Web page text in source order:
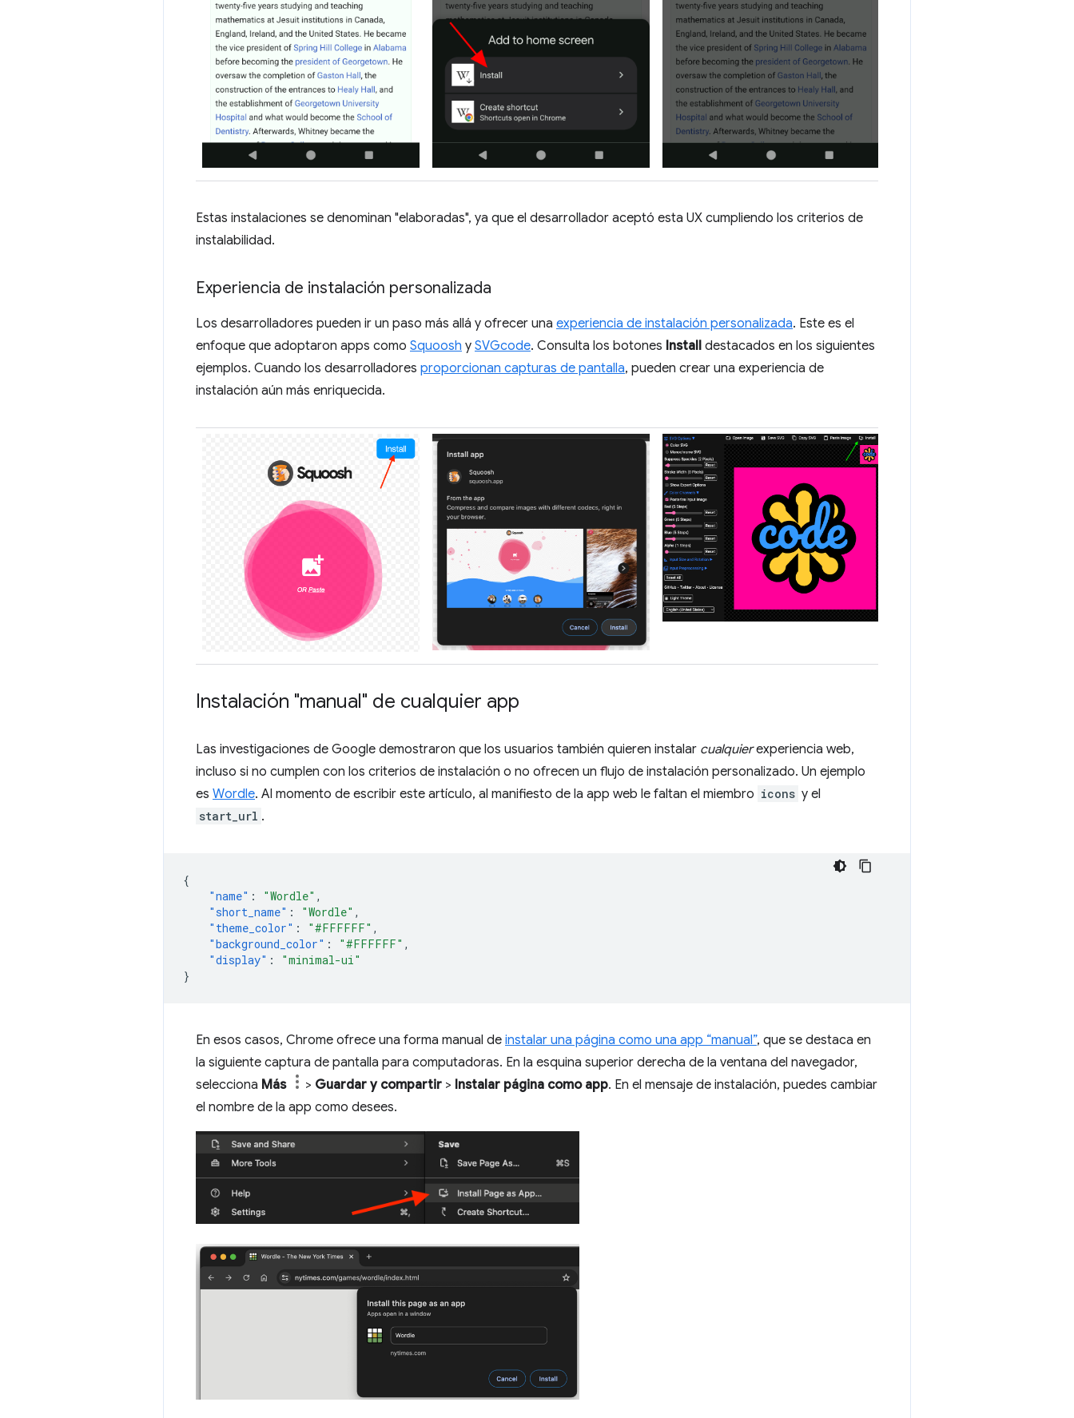
Estas instalaciones se denominan "elaboradas", ya que el desarrollador aceptó esta UX cumpliendo los criterios de
instalabilidad.
Experiencia de instalación personalizada
Los desarrolladores pueden ir un paso más allá y ofrecer una experiencia de instalación personalizada. Este es el
enfoque que adoptaron apps como Squoosh y SVGcode. Consulta los botones Install destacados en los siguientes
ejemplos. Cuando los desarrolladores proporcionan capturas de pantalla, pueden crear una experiencia de
instalación aún más enriquecida.
Instalación "manual" de cualquier app
Las investigaciones de Google demostraron que los usuarios también quieren instalar cualquierexperiencia web,
incluso si no cumplen con los criterios de instalación o no ofrecen un flujo de instalación personalizado. Un ejemplo
es Wordle. Al momento de escribir este artículo, al manifiesto de la app web le faltan el miembro icons y el
start_url .
{
"name" : "Wordle" ,
"short_name" : "Wordle" ,
"theme_color" : "#FFFFFF" ,
"background_color" : "#FFFFFF" ,
"display" :
"minimal-ui"
}
En esos casos, Chrome ofrece una forma manual de instalar una página como una app “manual”, que se destaca en
la siguiente captura de pantalla para computadoras. En la esquina superior derecha de la ventana del navegador,
selecciona Más > Guardar y compartir > Instalar página como app. En el mensaje de instalación, puedes cambiar
el nombre de la app como desees.